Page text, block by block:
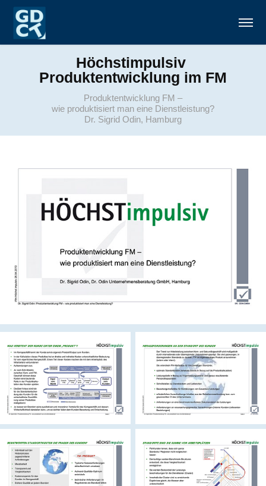
Höchstimpulsiv
Produktentwicklung im FM
Produktentwicklung FM –
wie produktisiert man eine Dienstleistung?
Dr. Sigrid Odin, Hamburg